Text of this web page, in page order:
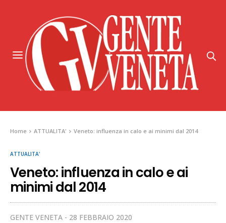
Home ATTUALITA' Veneto: influenza in calo e ai minimi dal 2014
ATTUALITA'
Veneto: influenza in calo e ai
minimi dal 2014
GENTE VENETA 28 FEBBRAIO 2020